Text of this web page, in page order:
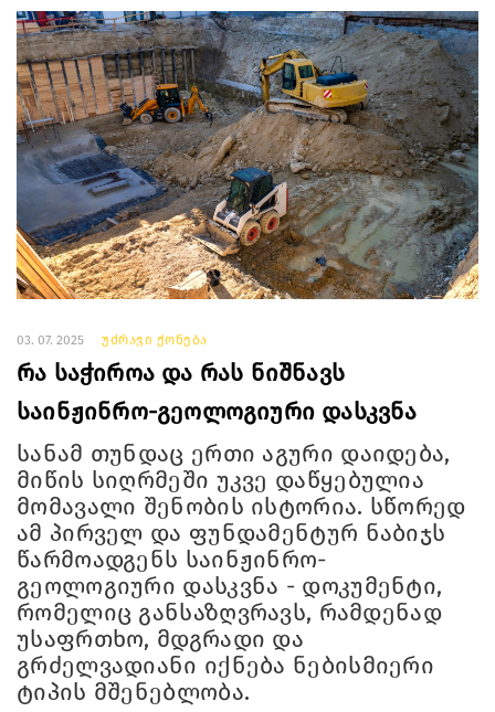
03. 07. 2025 უძრავი ქონება
რა საჭიროა და რას ნიშნავს
საინჟინრო-გეოლოგიური დასკვნა
სანამ თუნდაც ერთი აგური დაიდება,
მიწის სიღრმეში უკვე დაწყებულია
მომავალი შენობის ისტორია. სწორედ
ამ პირველ და ფუნდამენტურ ნაბიჯს
წარმოადგენს საინჟინრო-
გეოლოგიური დასკვნა - დოკუმენტი,
რომელიც განსაზღვრავს, რამდენად
უსაფრთხო, მდგრადი და
გრძელვადიანი იქნება ნებისმიერი
ტიპის მშენებლობა.